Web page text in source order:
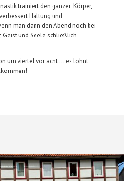
trainiert den ganzen Körper,
Haltung und
man dann den Abend noch bei
Geist und Seele schließlich
um viertel vor acht … es lohnt